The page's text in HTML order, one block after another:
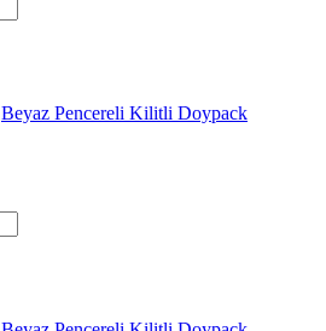
Beyaz Pencereli Kilitli Doypack